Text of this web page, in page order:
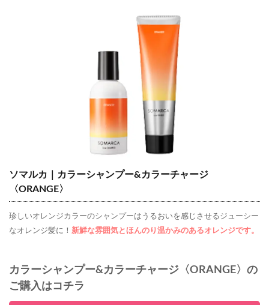
ソマルカ｜カラーシャンプー&カラーチャージ
〈ORANGE〉
珍しいオレンジカラーのシャンプーはうるおいを感じさせるジューシー
なオレンジ髪に！ 新鮮な雰囲気とほんのり温かみのあるオレンジです。
カラーシャンプー&カラーチャージ〈ORANGE〉の
ご購入はコチラ